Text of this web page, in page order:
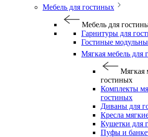
Мебель для гостиных
Мебель для
Гарнитуры для
Гостиные
Мягкая мебель для
Мягкая
гостиных
Комплекты
гостиных
Диваны для
Кресла
Кушетки для
Пуфы и